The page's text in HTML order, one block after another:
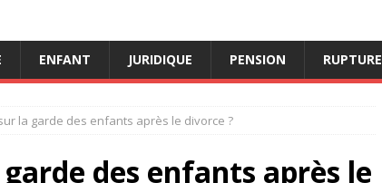
ENFANT JURIDIQUE PENSION RUPTURE
la garde des enfants après le divorce ?
des enfants après le